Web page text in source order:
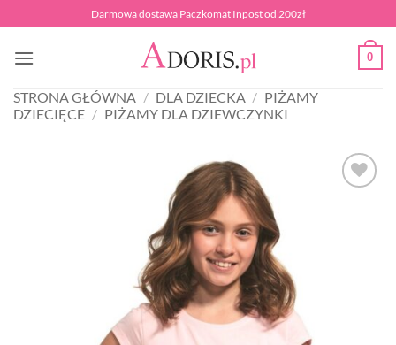
do
zawartości
Darmowa dostawa Paczkomat Inpost od 200zł
0
STRONA GŁÓWNA / DLA DZIECKA / PIŻAMY
DZIECIĘCE / PIŻAMY DLA DZIEWCZYNKI